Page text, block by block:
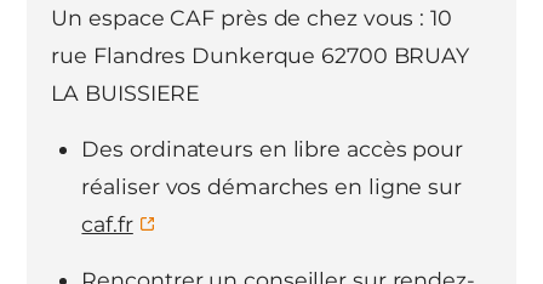
Un espace CAF près de chez vous : 10
rue Flandres Dunkerque 62700 BRUAY
LA BUISSIERE
Des ordinateurs en libre accès pour
réaliser vos démarches en ligne sur
caf.fr